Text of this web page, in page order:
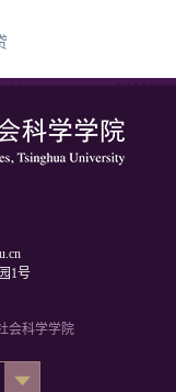
1号
会科学学院